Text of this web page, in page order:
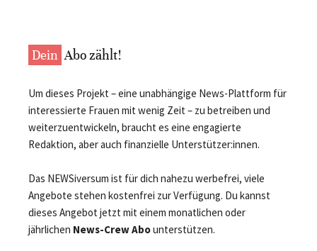
Dein Abo zählt!
Um dieses Projekt – eine unabhängige News-Plattform für
interessierte Frauen mit wenig Zeit – zu betreiben und
weiterzuentwickeln, braucht es eine engagierte
Redaktion, aber auch finanzielle Unterstützer:innen.
Das NEWSiversum ist für dich nahezu werbefrei, viele
Angebote stehen kostenfrei zur Verfügung. Du kannst
dieses Angebot jetzt mit einem monatlichen oder
jährlichen News-Crew Abounterstützen.